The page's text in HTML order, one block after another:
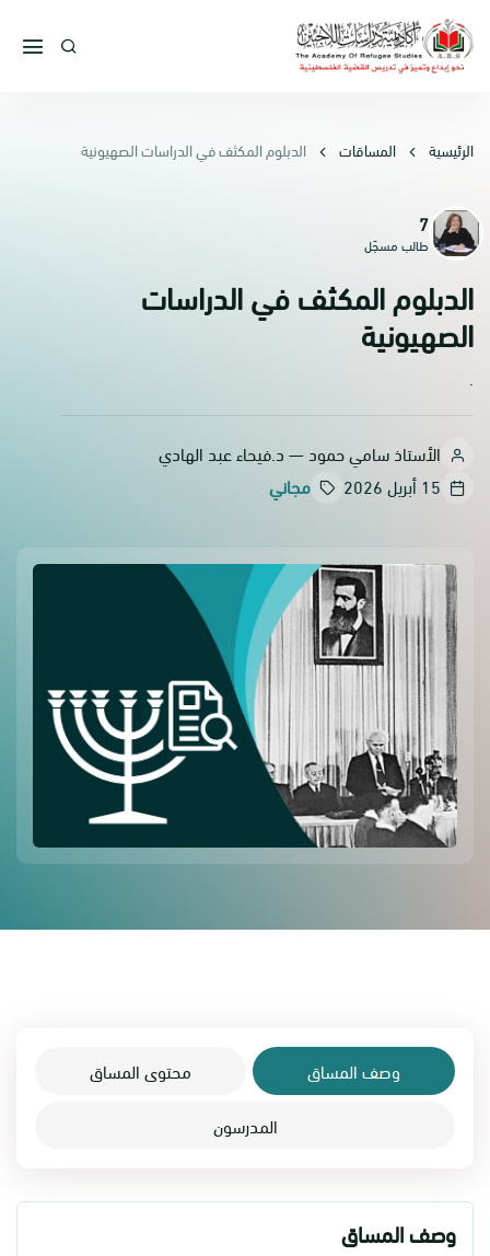
الرئيسية المساقات الدبلوم المكثف في الدراسات الصهيونية
ا 7
طالب مسجّل
الدبلوم المكثف في الدراسات
الصهيونية
.
الأستاذ سامي حمود — د.فيحاء عبد الهادي
15 أبريل 2026
مجاني
وصف المساق
محتوى المساق
المدرسون
وصف المساق